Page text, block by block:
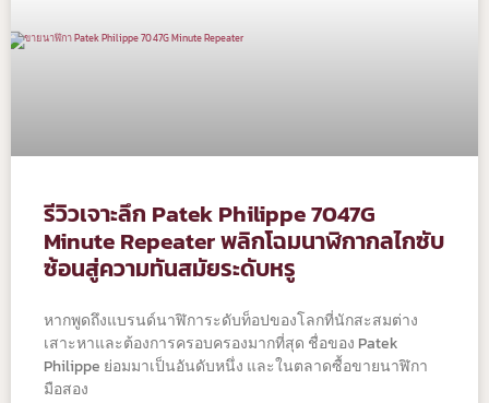
รีวิวเจาะลึก Patek Philippe 7047G
Minute Repeater พลิกโฉมนาฬิกากลไกซับ
ซ้อนสู่ความทันสมัยระดับหรู
หากพูดถึงแบรนด์นาฬิการะดับท็อปของโลกที่นักสะสมต่าง
เสาะหาและต้องการครอบครองมากที่สุด ชื่อของ Patek
Philippe ย่อมมาเป็นอันดับหนึ่ง และในตลาดซื้อขายนาฬิกา
มือสอง